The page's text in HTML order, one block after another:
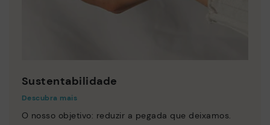
Sustentabilidade
Descubra mais
O nosso objetivo: reduzir a pegada que deixamos.